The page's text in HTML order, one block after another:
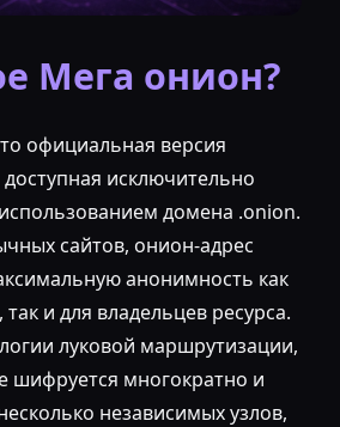
Мега онион?
официальная версия
доступная исключительно
домена .onion.
сайтов, онион-адрес
анонимность как
и для владельцев ресурса.
луковой маршрутизации,
шифруется многократно и
независимых узлов,